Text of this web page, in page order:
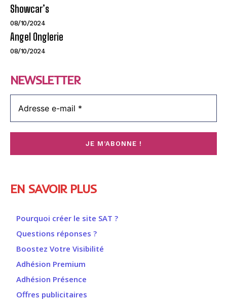
Showcar’s
08/10/2024
Angel Onglerie
08/10/2024
NEWSLETTER
EN SAVOIR PLUS
Pourquoi créer le site SAT ?
Questions réponses ?
Boostez Votre Visibilité
Adhésion Premium
Adhésion Présence
Offres publicitaires